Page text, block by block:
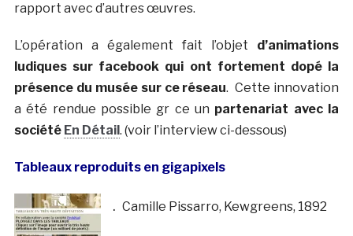
rapport avec d’autres œuvres.
L’opération a également fait l’objet d’animations
ludiques sur facebook qui ont fortement dopé la
présence du musée sur ce réseau. Cette innovation
a été rendue possible gr ce un partenariat avec la
société En Détail . (voir l’interview ci-dessous)
Tableaux reproduits en gigapixels
. Camille Pissarro, Kewgreens, 1892